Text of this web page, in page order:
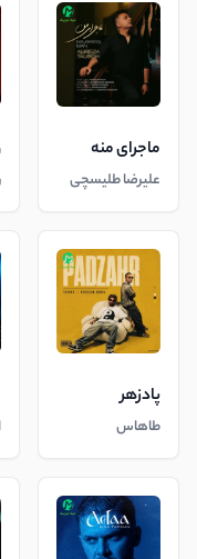
ماجرای منه
علیرضا طلیسچی
پادزهر
طاهاس